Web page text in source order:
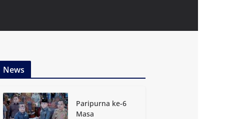
News
Paripurna ke-6
Masa